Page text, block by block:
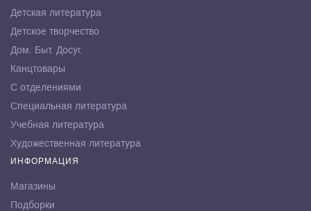
Детская литература
Детское творчество
Дом. Быт. Досуг.
Канцтовары
С отделениями
Специальная литература
Учебная литература
Художественная литература
ИНФОРМАЦИЯ
Магазины
Подборки